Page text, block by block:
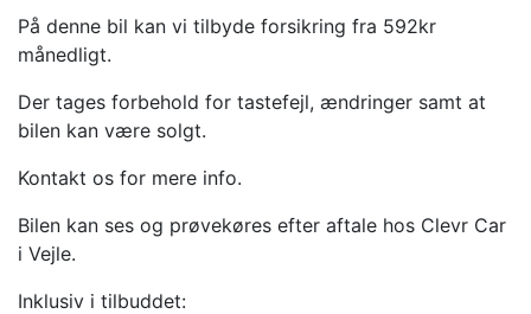
På denne bil kan vi tilbyde forsikring fra 592kr
månedligt.
Der tages forbehold for tastefejl, ændringer samt at
bilen kan være solgt.
Kontakt os for mere info.
Bilen kan ses og prøvekøres efter aftale hos Clevr Car
i Vejle.
Inklusiv i tilbuddet: